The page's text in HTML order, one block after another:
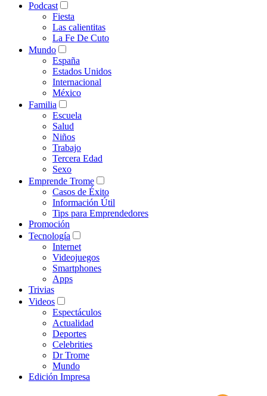
Podcast
Fiesta
Las calientitas
La Fe De Cuto
Mundo
España
Estados Unidos
Internacional
México
Familia
Escuela
Salud
Niños
Trabajo
Tercera Edad
Sexo
Emprende Trome
Casos de Éxito
Información Útil
Tips para Emprendedores
Promoción
Tecnología
Internet
Videojuegos
Smartphones
Apps
Trivias
Videos
Espectáculos
Actualidad
Deportes
Celebrities
Dr Trome
Mundo
Edición Impresa